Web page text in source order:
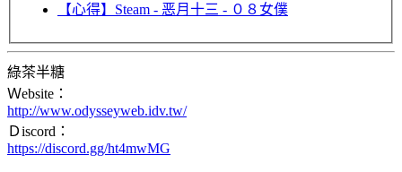
【心得】Steam - 恶月十三 - ０８女僕
綠茶半糖
Ｗebsite：
http://www.odysseyweb.idv.tw/
Ｄiscord：
https://discord.gg/ht4mwMG